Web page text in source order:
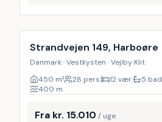
Inkl. rengøring
Strandvejen 149, Harboøre
Danmark · Vestkysten · Vejlby Klit
450 m² 28 pers. 12 vær. 5 bad
400 m
Fra kr. 15.010 / uge